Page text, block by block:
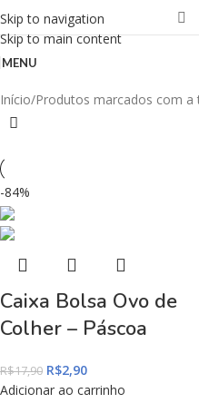
Skip to navigation
Skip to main content
MENU
Início Produtos marcados com a
-84%
Caixa Bolsa Ovo de
Colher – Páscoa
R$17,90 R$2,90
Adicionar ao carrinho